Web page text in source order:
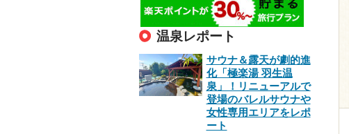
温泉レポート
サウナ＆露天が劇的進
化「極楽湯 羽生温
泉」！リニューアルで
登場のバレルサウナや
女性専用エリアをレポ
ート